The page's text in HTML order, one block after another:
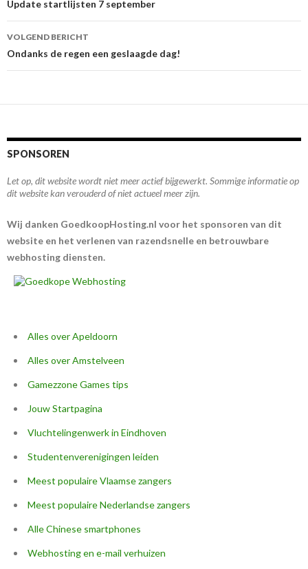
o
k
p
p
Berichtnavigatie
Update startlijsten 7 september
VOLGEND BERICHT
Ondanks de regen een geslaagde dag!
SPONSOREN
Let op, dit website wordt niet meer actief bijgewerkt. Sommige informatie op
dit website kan verouderd of niet actueel meer zijn.
Wij danken GoedkoopHosting.nl voor het sponsoren van dit
website en het verlenen van razendsnelle en betrouwbare
webhosting diensten.
Alles over Apeldoorn
Alles over Amstelveen
Gamezzone Games tips
Jouw Startpagina
Vluchtelingenwerk in Eindhoven
Studentenverenigingen leiden
Meest populaire Vlaamse zangers
Meest populaire Nederlandse zangers
Alle Chinese smartphones
Webhosting en e-mail verhuizen